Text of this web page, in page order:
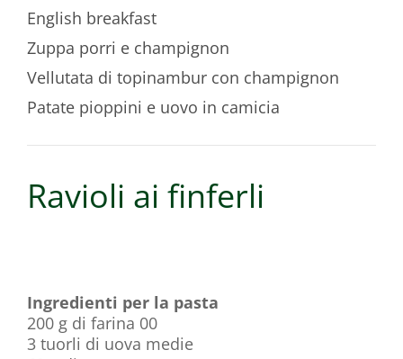
Ravioli ai finferli
Ingredienti per la pasta
200 g di farina 00
3 tuorli di uova medie
English breakfast
Zuppa porri e champignon
Vellutata di topinambur con champignon
Patate pioppini e uovo in camicia